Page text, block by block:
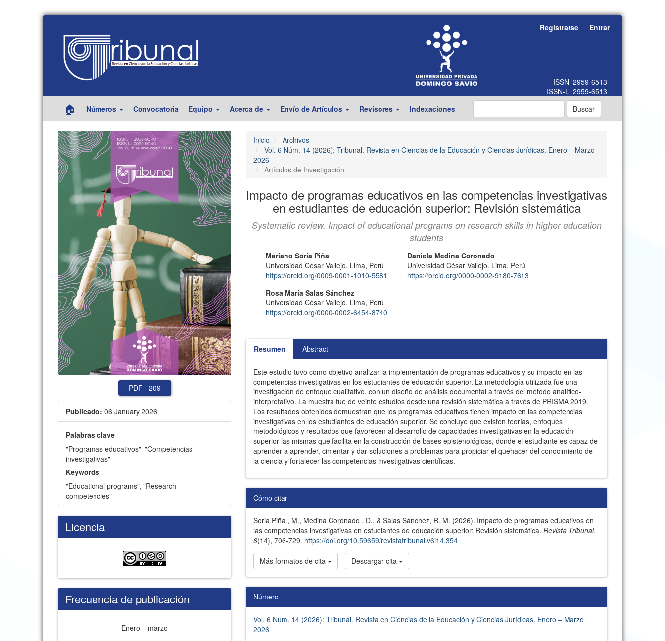
Contenido
principal
Barra
lateral
Registrarse Entrar
🏠 Números Convocatoria Equipo Acerca de Envío de Artículos Revisores Indexaciones Buscar
PDF - 209
Publicado: 06 January 2026
Palabras clave
"Programas educativos", "Competencias
investigativas"
Keywords
"Educational programs", "Research
competencies"
Licencia
Frecuencia de publicación
Enero – marzo
Inicio
Archivos
Vol. 6 Núm. 14 (2026): Tribunal. Revista en Ciencias de la Educación y Ciencias Jurídicas. Enero – Marzo
2026
Artículos de Investigación
Impacto de programas educativos en las competencias investigativas
en estudiantes de educación superior: Revisión sistemática
Systematic review. Impact of educational programs on research skills in higher education
students
Contenido
principal
artículo
Autores/as
Mariano Soria Piña
Universidad César Vallejo. Lima, Perú
https://orcid.org/0009-0001-1010-5581
Daniela Medina Coronado
Universidad César Vallejo. Lima, Perú
https://orcid.org/0000-0002-9180-7613
Rosa María Salas Sánchez
Universidad César Vallejo. Lima, Perú
https://orcid.org/0000-0002-6454-8740
Resumen Abstract
Este estudio tuvo como objetivo analizar la implementación de programas educativos y su impacto en las
competencias investigativas en los estudiantes de educación superior. La metodología utilizada fue una
investigación de enfoque cualitativo, con un diseño de análisis documental a través del método analítico-
interpretativo. La muestra fue de veinte estudios desde una revisión sistemática a través de PRISMA 2019.
Los resultados obtenidos demuestran que los programas educativos tienen impacto en las competencias
investigativas en los estudiantes de educación superior. Se concluye que existen teorías, enfoques
metodológicos y resultados que favorecen al desarrollo de capacidades investigativas en la educación
superior las mismas que facilita en la construcción de bases epistenológicas, donde el estudiante es capaz de
aprender a aprender, cimentar y dar soluciones a problemas para propiciar el quehacer del conocimiento de
la ciencia y fortalecer las competencias investigativas científicas.
Detalles
del
artículo
Cómo citar
Soria Piña , M., Medina Coronado , D., & Salas Sánchez, R. M. (2026). Impacto de programas educativos en
las competencias investigativas en estudiantes de educación superior: Revisión sistemática. Revista Tribunal,
6(14), 706-729. https://doi.org/10.59659/revistatribunal.v6i14.354
Más formatos de cita Descargar cita
Número
Vol. 6 Núm. 14 (2026): Tribunal. Revista en Ciencias de la Educación y Ciencias Jurídicas. Enero – Marzo
2026